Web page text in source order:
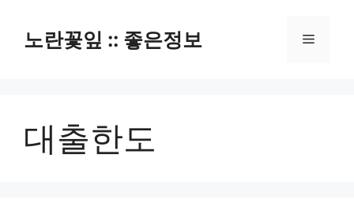
노란꽃잎 :: 좋은정보 메
대출한도